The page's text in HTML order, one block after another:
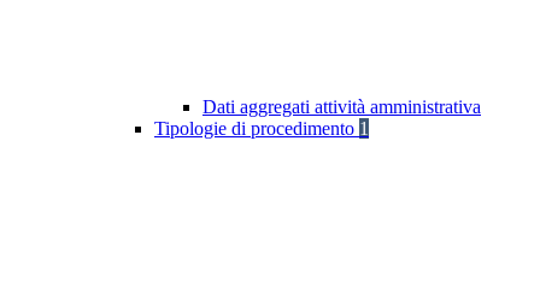
Dati aggregati attività amministrativa
Tipologie di procedimento 1